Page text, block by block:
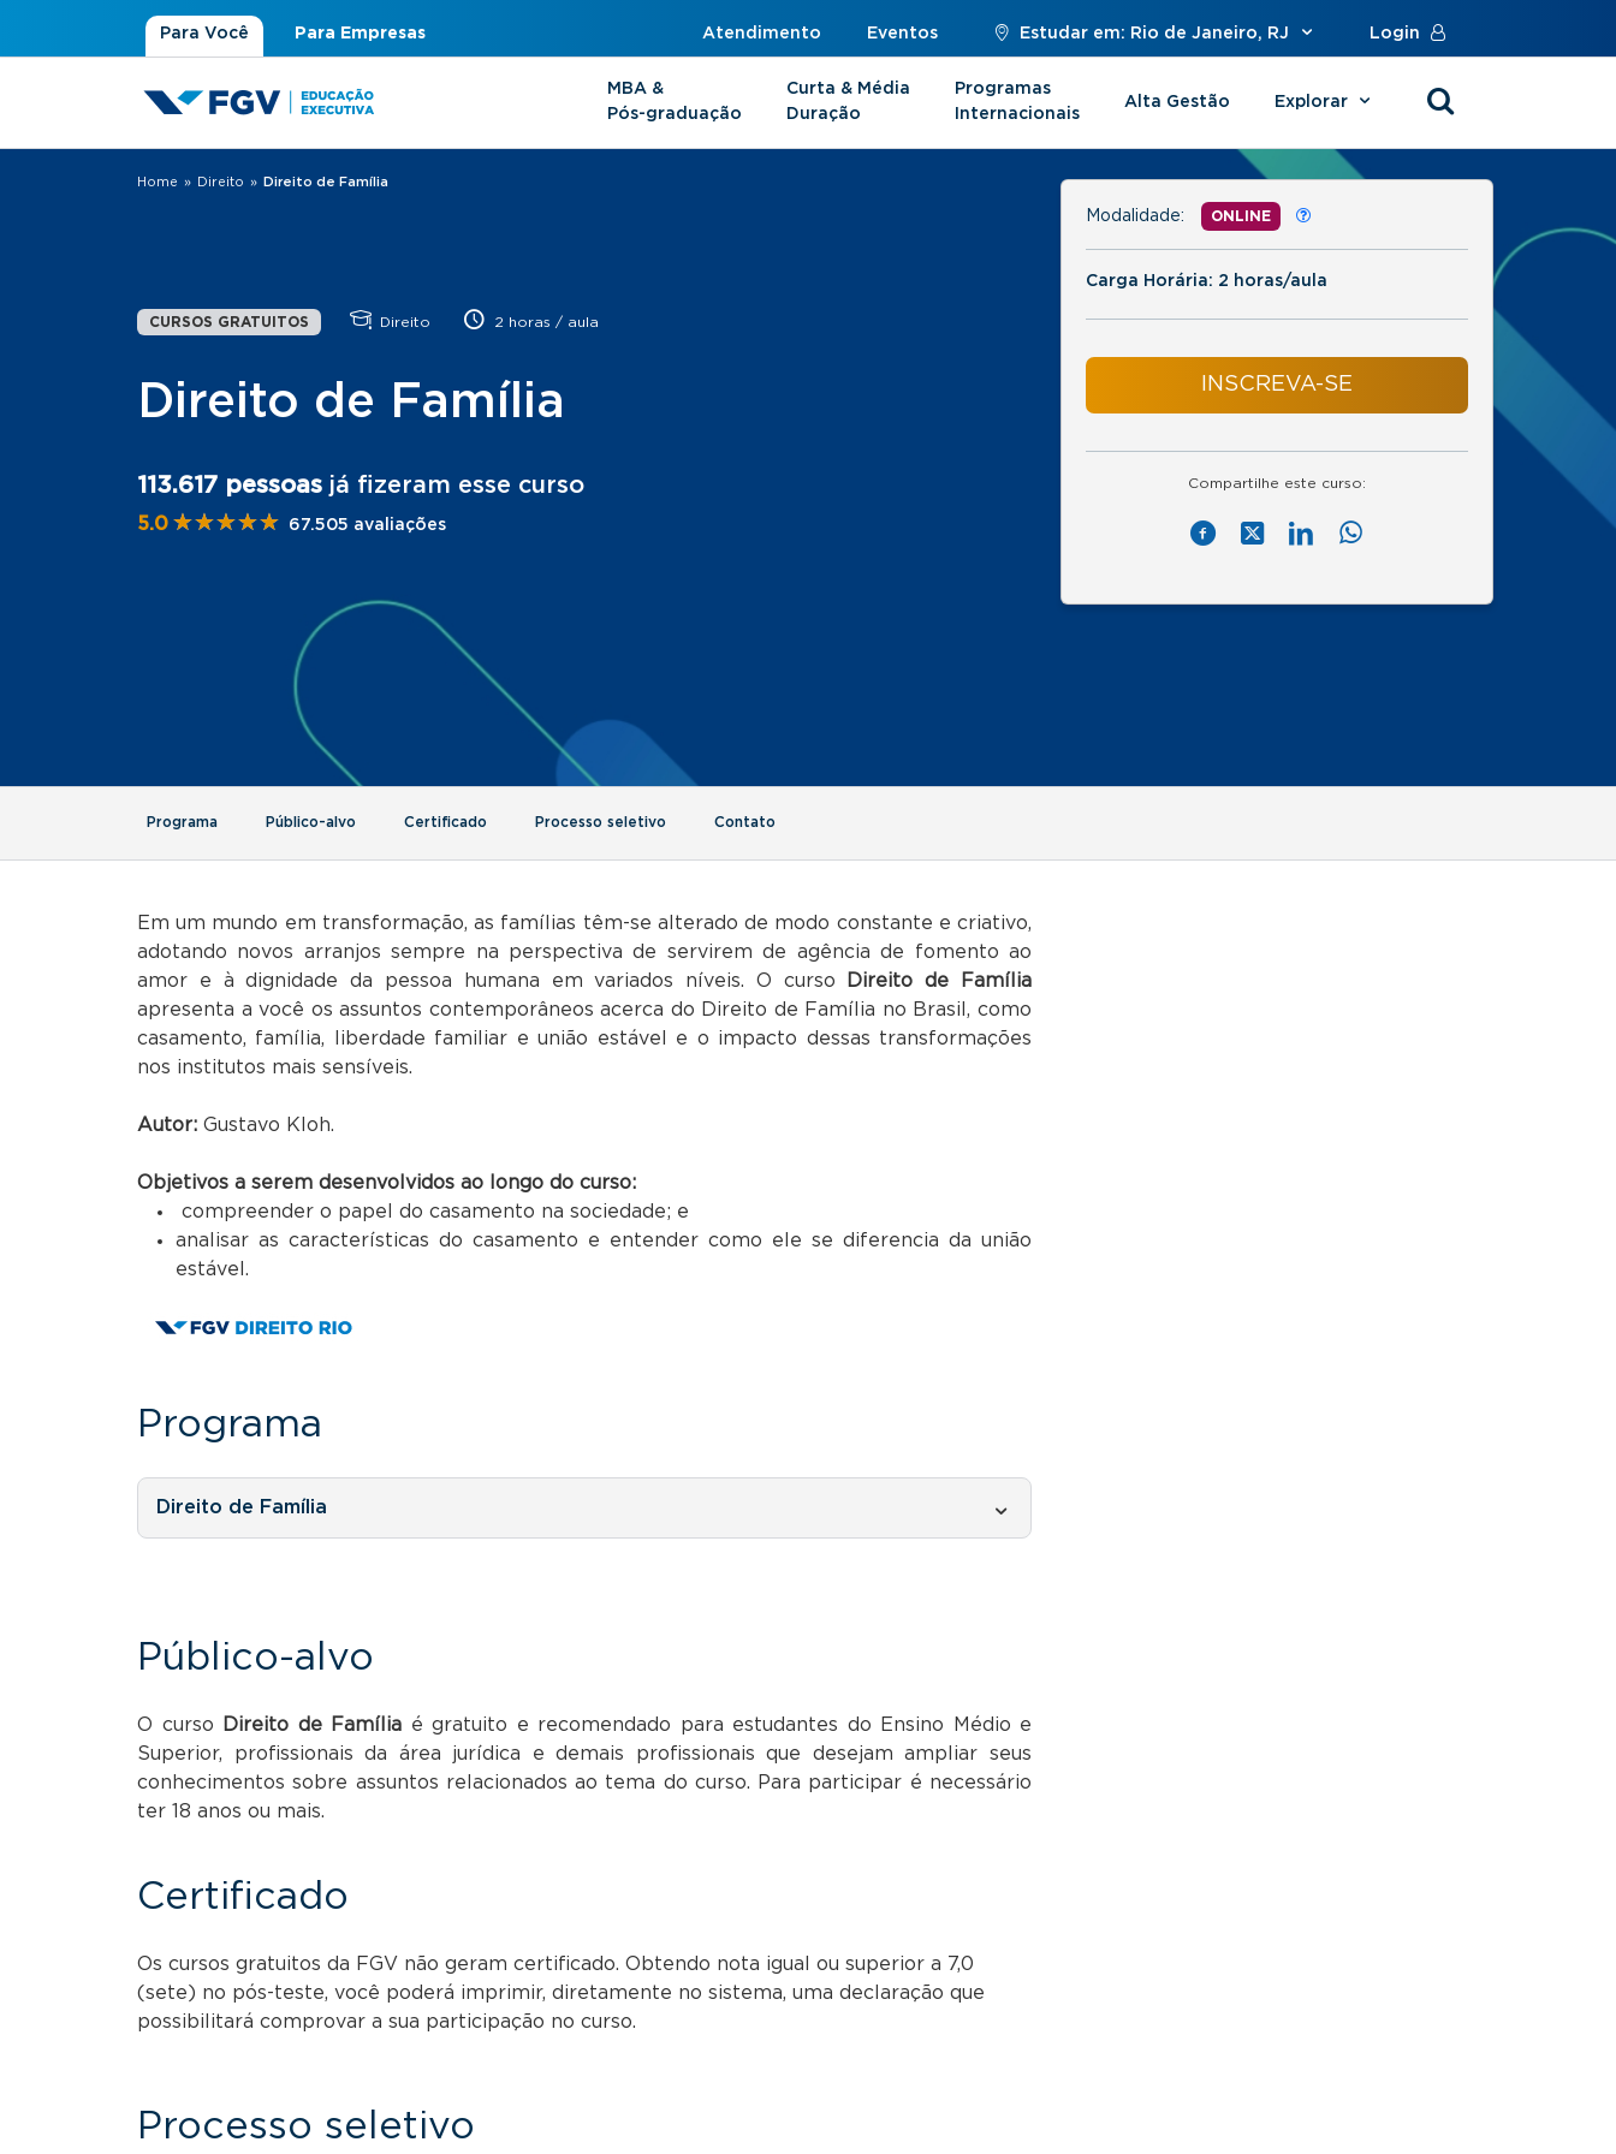
Para Você Para Empresas Atendimento Eventos Estudar em: Rio de Janeiro, RJ Login
MBA &
Pós-graduação
Curta & Média
Duração
Programas
Internacionais
Alta Gestão Explorar
Modalidade: ONLINE
Carga Horária: 2 horas/aula
INSCREVA-SE
Compartilhe este curso:
Você está aqui
Home » Direito » Direito de Família
CURSOS GRATUITOS Direito 2 horas / aula
Direito de Família
113.617 pessoas já fizeram esse curso
5.0 ★★★★★
★★★★★ 67.505 avaliações
Programa Público-alvo Certificado Processo seletivo Contato
Em um mundo em transformação, as famílias têm-se alterado de modo constante e criativo,
adotando novos arranjos sempre na perspectiva de servirem de agência de fomento ao
amor e à dignidade da pessoa humana em variados níveis. O curso
Direito de Família
apresenta a você os assuntos contemporâneos acerca do Direito de Família no Brasil, como
casamento, família, liberdade familiar e união estável e o impacto dessas transformações
nos institutos mais sensíveis.
Autor: Gustavo Kloh.
Objetivos a serem desenvolvidos ao longo do curso:
compreender o papel do casamento na sociedade; e
analisar as características do casamento e entender como ele se diferencia da união
estável.
Programa
Direito de Família
Público-alvo
O curso Direito de Família é gratuito e recomendado para estudantes do Ensino Médio e
Superior, profissionais da área jurídica e demais profissionais que desejam ampliar seus
conhecimentos sobre assuntos relacionados ao tema do curso. Para participar é necessário
ter 18 anos ou mais.
Certificado
Os cursos gratuitos da FGV não geram certificado. Obtendo nota igual ou superior a 7,0
(sete) no pós-teste, você poderá imprimir, diretamente no sistema, uma declaração que
possibilitará comprovar a sua participação no curso.
Processo seletivo